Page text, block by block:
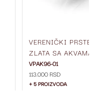
VERENIČKI PRSTEN
ZLATA SA
DIJAMANTIMA SA
VPAK96-01
VPAK96-01
113.000 RSD
+ 5 PROIZVODA